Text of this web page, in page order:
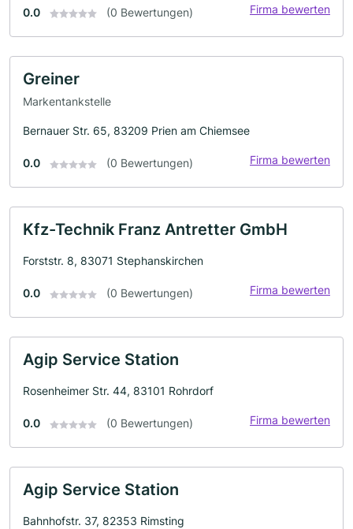
0.0 (0 Bewertungen) Firma bewerten
Greiner
Markentankstelle
Bernauer Str. 65, 83209 Prien am Chiemsee
0.0 (0 Bewertungen) Firma bewerten
Kfz-Technik Franz Antretter GmbH
Forststr. 8, 83071 Stephanskirchen
0.0 (0 Bewertungen) Firma bewerten
Agip Service Station
Rosenheimer Str. 44, 83101 Rohrdorf
0.0 (0 Bewertungen) Firma bewerten
Agip Service Station
Bahnhofstr. 37, 82353 Rimsting